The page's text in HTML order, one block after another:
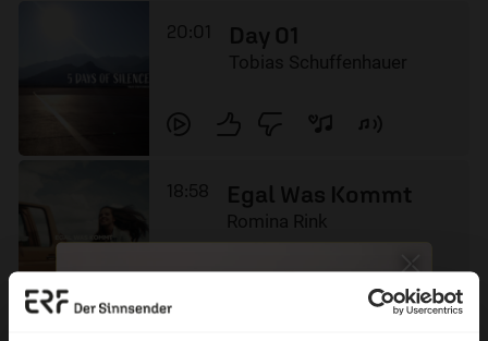
20:01 Day 01
Tobias Schuffenhauer
18:58 Egal Was Kommt
Romina Rink